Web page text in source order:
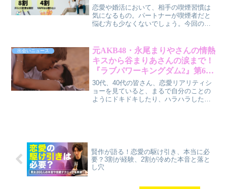
う種類」を変更・検討。非喫煙者
が求める最低限のマナーは「禁
煙」ではなく「ニオイの配慮」だ
恋愛や婚活において、相手の喫煙習慣は
気になるもの。パートナーが喫煙者だと
悩む方も少なくないでしょう。今回の調
に保つための鍵であることが見えてきま
した。
出会いニュース
元AKB48・永尾まりやさんの情熱
キスから谷まりあさんの涙まで！
『ラブパワーキングダム2』第6話
から学ぶ、大人の恋愛戦略
30代、40代の皆さん、恋愛リアリティシ
ョーを見ていると、まるで自分のことの
ようにドキドキしたり、ハラハラしたり
賢作が語る！恋愛の駆け引き、本当に必
要？3割が経験、2割が冷めた本音と落と
し穴